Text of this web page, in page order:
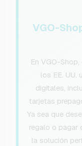
VGO-
En VGO-
los EE. UU.
digitales,
tarjetas
Ya sea que
regalo o pagar
la solución